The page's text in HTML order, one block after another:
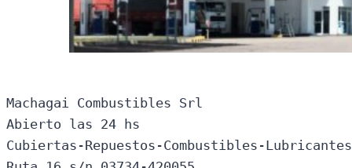
Machagai Combustibles Srl
Abierto las 24 hs
Cubiertas-Repuestos-Combustibles-